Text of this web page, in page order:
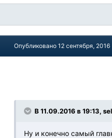
Опубликовано12 сентября, 2016
В 11.09.2016 в 19:13,
Ну и конечно самый